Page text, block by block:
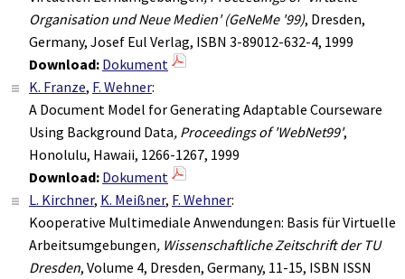
Organisation und Neue Medien' (GeNeMe '99), Dresden,
Germany, Josef Eul Verlag, ISBN 3-89012-632-4, 1999
Download: Dokument
K. Franze, F. Wehner:
A Document Model for Generating Adaptable Courseware
Using Background Data, Proceedings of 'WebNet99',
Honolulu, Hawaii, 1266-1267, 1999
Download: Dokument
L. Kirchner, K. Meißner, F. Wehner:
Kooperative Multimediale Anwendungen: Basis für Virtuelle
Arbeitsumgebungen, Wissenschaftliche Zeitschrift der TU
Dresden, Volume 4, Dresden, Germany, 11-15, ISBN ISSN